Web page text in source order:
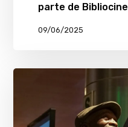
parte de Bibliocine
09/06/2025